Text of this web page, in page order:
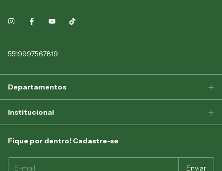
5519997567819
Departamentos
Institucional
Fique por dentro! Cadastre-se